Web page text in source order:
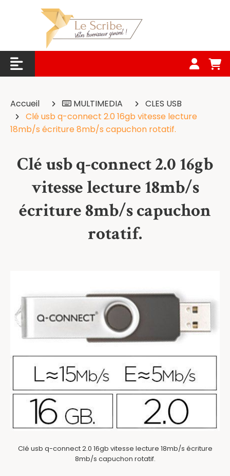
Accueil MULTIMEDIA
CLES USB
Clé usb q-connect 2.0 16gb vitesse lecture
18mb/s écriture 8mb/s capuchon rotatif.
Clé usb q-connect 2.0 16gb
vitesse lecture 18mb/s
écriture 8mb/s capuchon
rotatif.
Clé usb q-connect 2.0 16gb vitesse lecture 18mb/s écriture
8mb/s capuchon rotatif.